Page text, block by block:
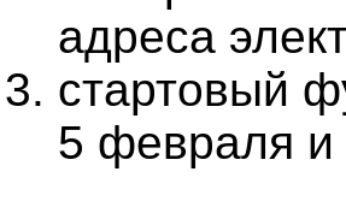
адреса
стартовый
5 февраля